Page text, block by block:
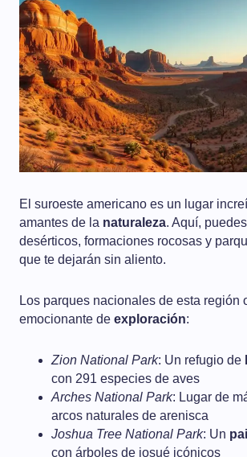
El suroeste americano es un lugar
amantes de la naturaleza. Aquí,
desérticos, formaciones rocosas y
que te dejarán sin aliento.
Los parques nacionales de esta región
emocionante de exploración:
Zion National Park: Un refugio de
con 291 especies de aves
Arches National Park: Lugar de
arcos naturales de arenisca
Joshua Tree National Park: Un
con árboles de josué icónicos